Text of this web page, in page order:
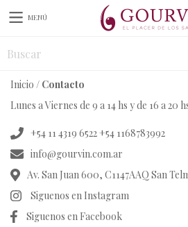
MENÚ
Inicio / Contacto
Lunes a Viernes de 9 a 14 hs y de 16 a 20
+54 11 4319 6522 +54 1168783992
info@gourvin.com.ar
Av. San Juan 600, C1147AAQ San
Siguenos en Instagram
Siguenos en Facebook